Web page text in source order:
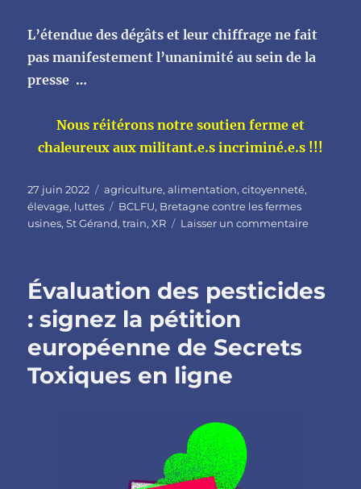
L’étendue des dégâts et leur chiffrage ne fait
pas manifestement l’unanimité au sein de la
presse …
Nous réitérons notre soutien ferme et
chaleureux aux militant.e.s incriminé.e.s !!!
Publié
le
27 juin 2022 Catégories
agriculture,alimentation,citoyenneté,
élevage, luttes Étiquettes
BCLFU, Bretagne contre les fermes
usines,St Gérand,train,XR Laisser un commentairesur
Gérand
Évaluation des pesticides
: signez la pétition
européenne de Secrets
Toxiques en ligne